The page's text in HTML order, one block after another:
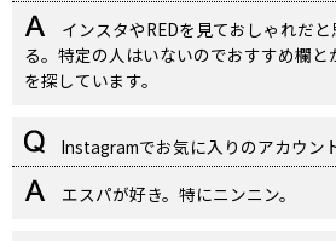
インスタやREDを見ておしゃれだ
る。特定の人はいないのでおすすめ欄と
を探しています。
Instagramでお気に入りのアカウン
エスパが好き。特にニンニン。